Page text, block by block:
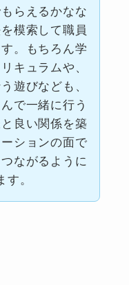
らえるかなな
模索して職員
。もちろん学
キュラムや、
遊びなども、
で一緒に行う
良い関係を築
ションの面で
ながるように
す。